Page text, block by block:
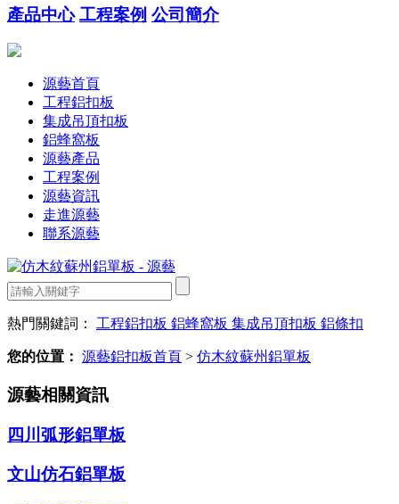
產品中心 工程案例 公司簡介
源藝首頁
工程鋁扣板
集成吊頂扣板
鋁蜂窩板
源藝產品
工程案例
源藝資訊
走進源藝
聯系源藝
熱門關鍵詞： 工程鋁扣板 鋁蜂窩板 集成吊頂扣板 鋁條扣
您的位置： 源藝鋁扣板首頁 > 仿木紋蘇州鋁單板
源藝相關資訊
四川弧形鋁單板
文山仿石鋁單板